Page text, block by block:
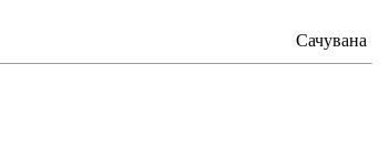
Сачувана